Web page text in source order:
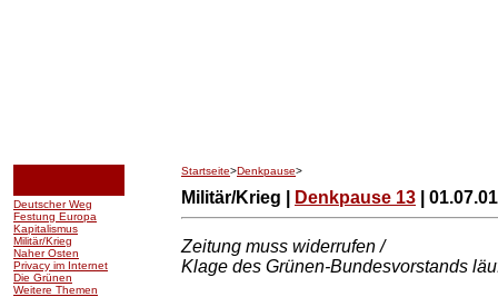
Deutscher Weg
Festung Europa
Kapitalismus
Militär/Krieg
Naher Osten
Privacy im Internet
Die Grünen
Weitere Themen
Startseite>Denkpause>
Militär/Krieg | Denkpause 13 | 01.07.01
Zeitung muss widerrufen /
Klage des Grünen-Bundesvorstands